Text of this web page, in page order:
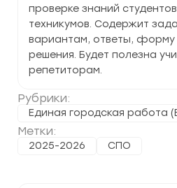
проверке знаний
техникумов. Содержит
вариантам, ответы, форму
решения. Будет полезна
репетиторам.
Рубрики:
Единая городская работа
Метки:
2025-2026 СПО